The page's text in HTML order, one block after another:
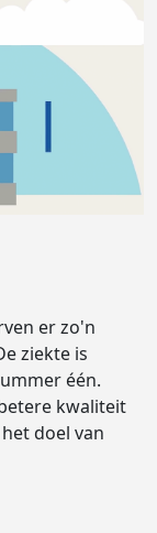
er zo'n
ziekte is
één.
kwaliteit
doel van